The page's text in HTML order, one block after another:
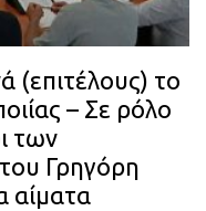
(επιτέλους) το
– Σε ρόλο
των
Γρηγόρη
αίματα